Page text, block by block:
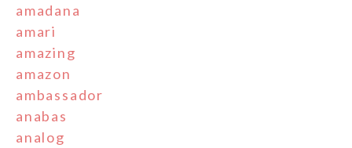
amadana
amari
amazing
amazon
ambassador
anabas
analog